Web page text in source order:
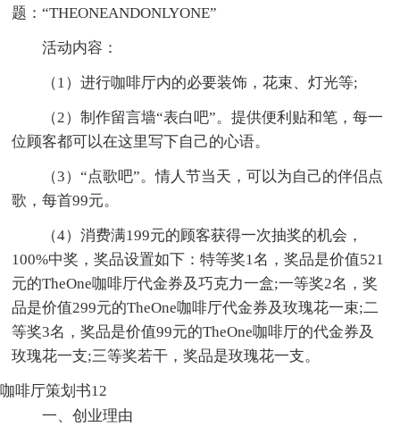
题：“THEONEANDONLYONE”
活动内容：
（1）进行咖啡厅内的必要装饰，花束、灯光等;
（2）制作留言墙“表白吧”。提供便利贴和笔，每一
位顾客都可以在这里写下自己的心语。
（3）“点歌吧”。情人节当天，可以为自己的伴侣点
歌，每首99元。
（4）消费满199元的顾客获得一次抽奖的机会，
100%中奖，奖品设置如下：特等奖1名，奖品是价值521
元的TheOne咖啡厅代金券及巧克力一盒;一等奖2名，奖
品是价值299元的TheOne咖啡厅代金券及玫瑰花一束;二
等奖3名，奖品是价值99元的TheOne咖啡厅的代金券及
玫瑰花一支;三等奖若干，奖品是玫瑰花一支。
咖啡厅策划书12
一、创业理由